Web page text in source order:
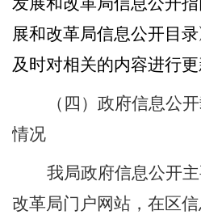
展和改革局信息公开目
及时对相关的内容进行更
（四） 政府信息公
情况
我局政府信息公开
改革局门户网站，在区